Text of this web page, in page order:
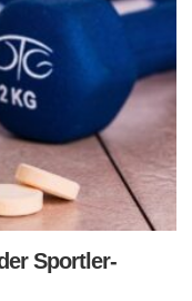
Sportler-